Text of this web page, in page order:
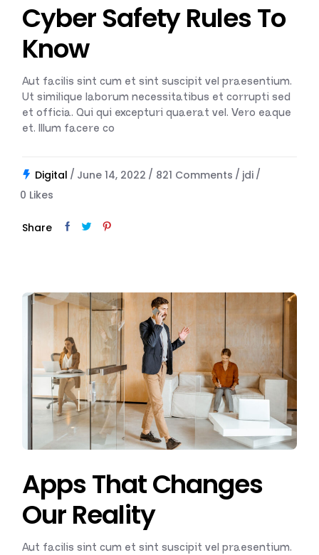
Cyber Safety Rules To
Know
Aut facilis sint cum et sint suscipit vel praesentium.
Ut similique laborum necessitatibus et corrupti sed
et officia. Qui qui excepturi quaerat vel. Vero eaque
et. Illum facere co
Digital June 14, 2022 821 Comments
jdi
0 Likes
Share
Apps That Changes
Our Reality
Aut facilis sint cum et sint suscipit vel praesentium.